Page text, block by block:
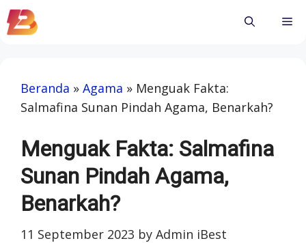
Skip
to
Beranda » Agama » Menguak Fakta:
Salmafina Sunan Pindah Agama, Benarkah?
Menguak Fakta: Salmafina
Sunan Pindah Agama,
Benarkah?
11 September 2023 by Admin iBest